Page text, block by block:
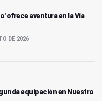
ofrece aventura en la Vía
DE 2026
equipación en Nuestro